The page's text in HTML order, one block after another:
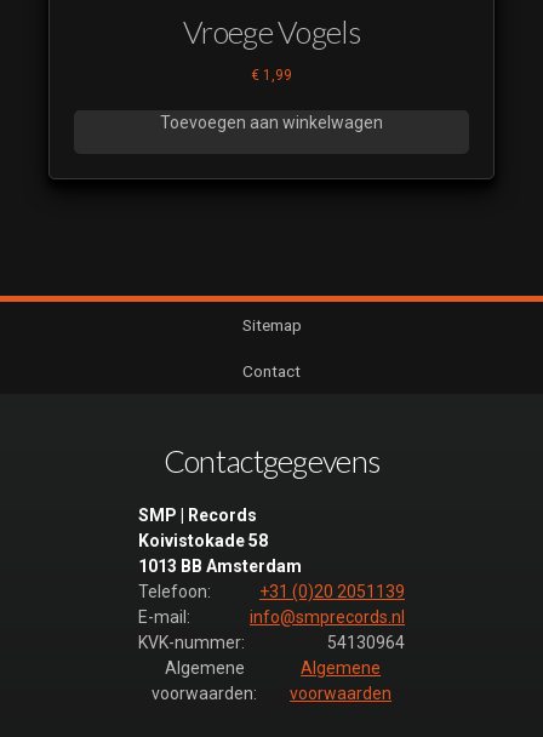
Vroege Vogels
€ 1,99
Toevoegen aan winkelwagen
Sitemap
Contact
Contactgegevens
SMP | Records
Koivistokade 58
1013 BB Amsterdam
Telefoon:
+31 (0)20 2051139
E-mail:
info@smprecords.nl
KVK-nummer:
54130964
Algemene
voorwaarden:
Algemene
voorwaarden